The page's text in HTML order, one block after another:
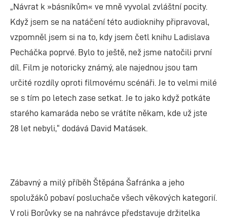
„Návrat k »básníkům« ve mně vyvolal zvláštní pocity.
Když jsem se na natáčení této audioknihy připravoval,
vzpomněl jsem si na to, kdy jsem četl knihu Ladislava
Pecháčka poprvé. Bylo to ještě, než jsme natočili první
díl. Film je notoricky známý, ale najednou jsou tam
určité rozdíly oproti filmovému scénáři. Je to velmi milé
se s tím po letech zase setkat. Je to jako když potkáte
starého kamaráda nebo se vrátíte někam, kde už jste
28 let nebyli,“ dodává David Matásek.
Zábavný a milý příběh Štěpána Šafránka a jeho
spolužáků pobaví posluchače všech věkových kategorií.
V roli Borůvky se na nahrávce představuje držitelka